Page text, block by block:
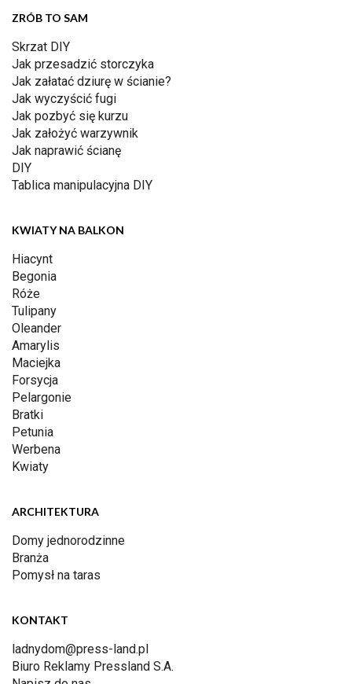
ZRÓB TO SAM
Skrzat DIY
Jak przesadzić storczyka
Jak załatać dziurę w ścianie?
Jak wyczyścić fugi
Jak pozbyć się kurzu
Jak założyć warzywnik
Jak naprawić ścianę
DIY
Tablica manipulacyjna DIY
KWIATY NA BALKON
Hiacynt
Begonia
Róże
Tulipany
Oleander
Amarylis
Maciejka
Forsycja
Pelargonie
Bratki
Petunia
Werbena
Kwiaty
ARCHITEKTURA
Domy jednorodzinne
Branża
Pomysł na taras
KONTAKT
ladnydom@press-land.pl
Biuro Reklamy Pressland S.A.